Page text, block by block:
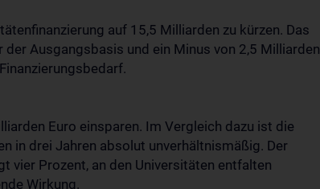
auf 15,5 Milliarden zu kürzen. Das
Ausgangsbasis und ein Minus von 2,5 Milliarden
Euro einsparen. Im Vergleich dazu ist die
in drei Jahren absolut unverhältnismäßig. Der
vier Prozent, an den Universitäten entfalten
Wirkung.